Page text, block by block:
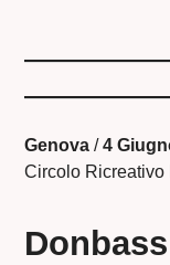
Genova /4
Circolo Ricreativo